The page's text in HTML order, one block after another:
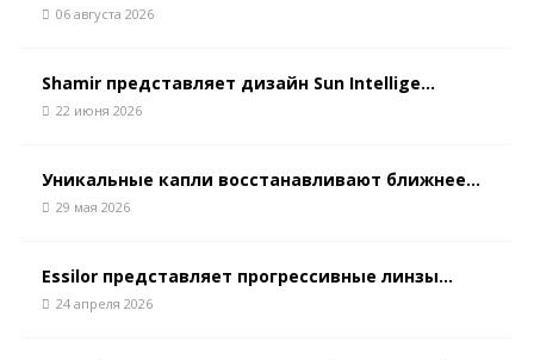
06 августа 2026
Shamir представляет дизайн Sun Intellige...
22 июня 2026
Уникальные капли восстанавливают ближнее...
29 мая 2026
Essilor представляет прогрессивные линзы...
24 апреля 2026